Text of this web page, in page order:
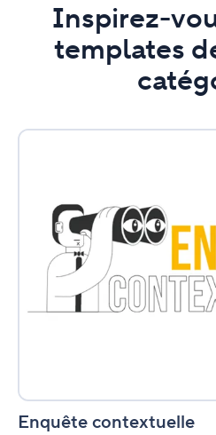
Inspirez-
templates
Enquête contextuelle
Enquête